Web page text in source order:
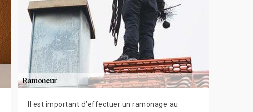
Il est important d’effectuer un ramonage au